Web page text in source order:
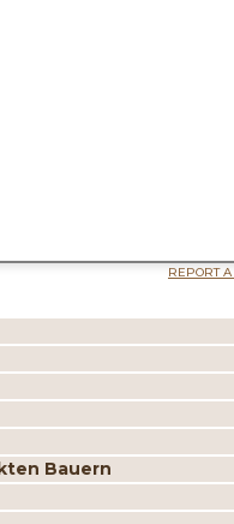
REPORT
Bauern